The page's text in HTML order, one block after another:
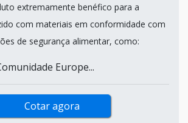
extremamente benéfico para a
com materiais em conformidade com
de segurança alimentar, como:
Europe...
Cotar agora